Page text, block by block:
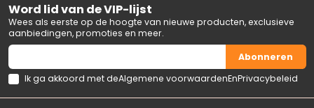
Word lid van de VIP-lijst
Wees als eerste op de hoogte van nieuwe producten, exclusieve
aanbiedingen, promoties en meer.
Abonneren
Ik ga akkoord met deAlgemene voorwaardenEnPrivacybeleid